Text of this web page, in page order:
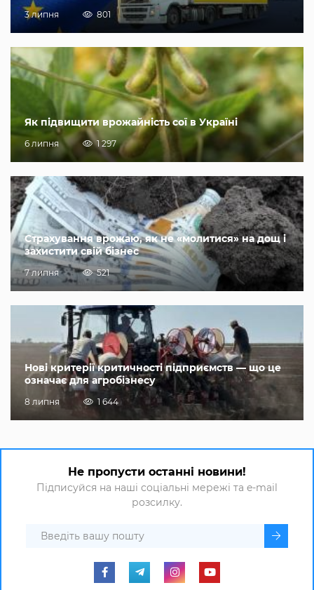
3 липня 801
Як підвищити врожайність сої в Україні
6 липня 1 297
Страхування врожаю, як не «молитися» на дощ і
захистити свій бізнес
7 липня 521
Нові критерії критичності підприємств — що це
означає для агробізнесу
8 липня 1 644
Не пропусти останні новини!
Підписуйся на наші соціальні мережі та e-mail
розсилку.